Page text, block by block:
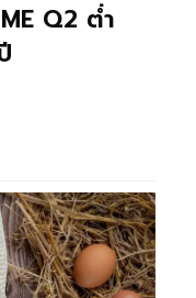
Q2 ต่ำ